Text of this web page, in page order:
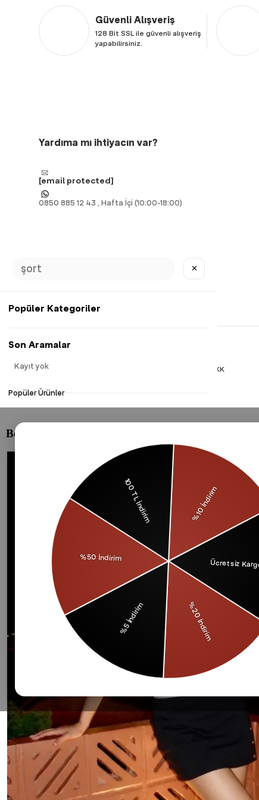
Güvenli Alışveriş
128 Bit SSL ile güvenli alışveriş
yapabilirsiniz.
Yardıma mı ihtiyacın var?
[email protected]
0850 885 12 43 , Hafta İçi (10:00-18:00)
Gizlilik Politikası KVKK
✕
Popüler Kategoriler
Son Aramalar
Kayıt yok
Popüler Ürünler